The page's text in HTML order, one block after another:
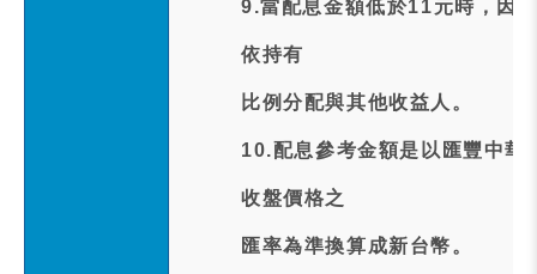
9.當配息金額低於11元時，因
依持有
比例分配與其他收益人。
10.配息參考金額是以匯豐中
收盤價格之
匯率為準換算成新台幣。